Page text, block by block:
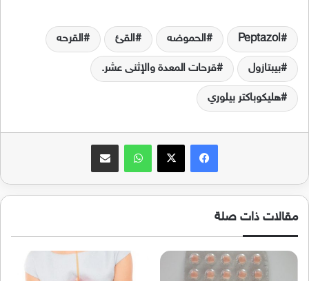
Peptazol الحموضه القئ القرحه
بيبتازول قرحات المعدة والإثنى عشر.
هليكوباكتر بيلوري
فيسبوك واتساب
مقالات ذات صلة